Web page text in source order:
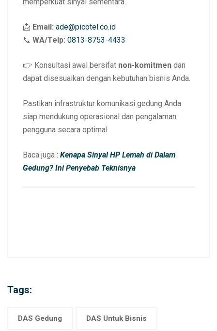
📩 Email: ade@picotel.co.id
📞 WA/Telp: 0813-8753-4433
👉 Konsultasi awal bersifat non-komitmen dan
dapat disesuaikan dengan kebutuhan bisnis Anda.
Pastikan infrastruktur komunikasi gedung Anda
siap mendukung operasional dan pengalaman
pengguna secara optimal.
Baca juga : Kenapa Sinyal HP Lemah di Dalam
Gedung? Ini Penyebab Teknisnya
Tags:
DAS Gedung DAS Untuk Bisnis